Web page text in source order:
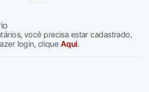
você precisa estar cadastrado,
login, clique Aqui.